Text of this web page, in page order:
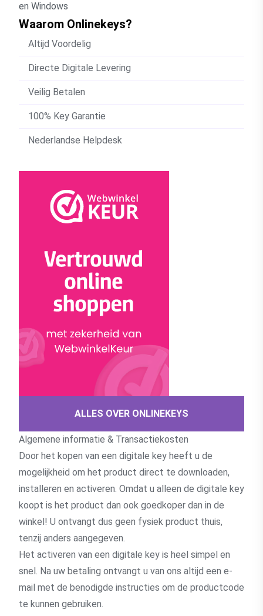
en Windows
Waarom Onlinekeys?
Altijd Voordelig
Directe Digitale Levering
Veilig Betalen
100% Key Garantie
Nederlandse Helpdesk
ALLES OVER ONLINEKEYS
Algemene informatie & Transactiekosten
Door het kopen van een digitale key heeft u de
mogelijkheid om het product direct te downloaden,
installeren en activeren. Omdat u alleen de digitale key
koopt is het product dan ook goedkoper dan in de
winkel! U ontvangt dus geen fysiek product thuis,
tenzij anders aangegeven.
Het activeren van een digitale key is heel simpel en
snel. Na uw betaling ontvangt u van ons altijd een e-
mail met de benodigde instructies om de productcode
te kunnen gebruiken.